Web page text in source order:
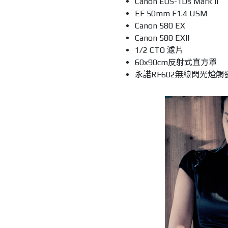
EF 50mm F1.4 USM
Canon 580 EX
Canon 580 EXII
1/2 CTO 濾片
60x90cm反射式直方罩
永諾RF602無線閃光燈觸